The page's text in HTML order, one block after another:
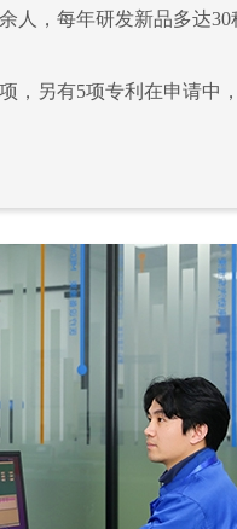
人，每年研发新品多达30
，另有5项专利在申请中